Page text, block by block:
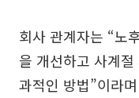
회사 관계자는 “노
을 개선하고 사계
과적인 방법”이라